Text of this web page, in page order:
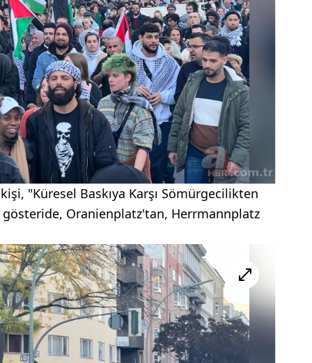
"Küresel Baskıya Karşı Sömürgecilikten
Oranienplatz'tan, Herrmannplatz